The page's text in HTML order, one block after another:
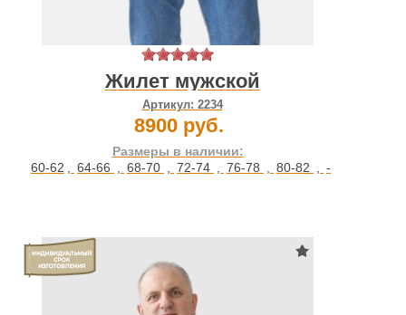
Жилет мужской
Артикул: 2234
8900 руб.
Размеры в наличии:
60-62 , 64-66 , 68-70 , 72-74 , 76-78 , 80-82 , -